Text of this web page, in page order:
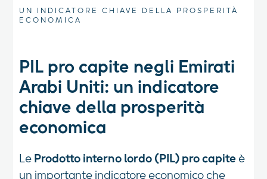
UN INDICATORE CHIAVE DELLA PROSPERITÀ
ECONOMICA
PIL pro capite negli Emirati
Arabi Uniti: un indicatore
chiave della prosperità
economica
Le Prodotto interno lordo (PIL) pro capite è
un importante indicatore economico che